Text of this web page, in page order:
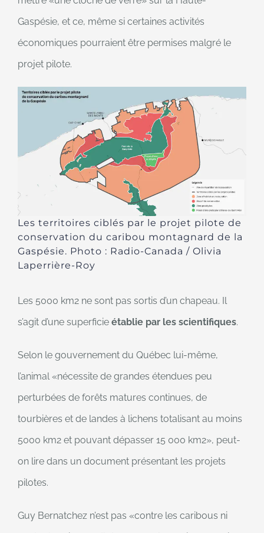
Gaspésie, et ce, même si certaines activités
économiques pourraient être permises malgré le
projet pilote.
Les territoires ciblés par le projet pilote de
conservation du caribou montagnard de la
Gaspésie. Photo : Radio-Canada / Olivia
Laperrière-Roy
Les 5000 km2 ne sont pas sortis d’un chapeau. Il
s’agit d’une superficie établie par les scientifiques.
Selon le gouvernement du Québec lui-même,
l’animal
nécessite de grandes étendues peu
perturbées de forêts matures continues, de
tourbières et de landes à lichens totalisant au moins
5000 km2 et pouvant dépasser 15 000 km2 , peut-
on lire dans un document présentant les projets
pilotes.
Guy Bernatchez n’est pas
contre les caribous ni